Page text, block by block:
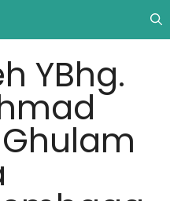
YBhg.